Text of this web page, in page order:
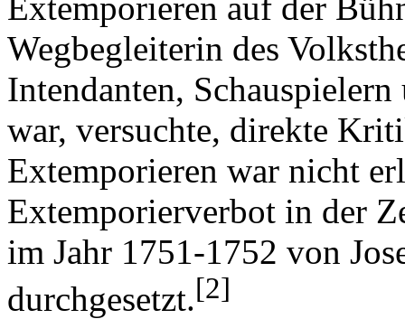
Wegbegleiterin des
Intendanten,
war, versuchte, direkte
Extemporieren war nicht
Extemporierverbot in der
im Jahr 1751-1752 von
durchgesetzt.[2]